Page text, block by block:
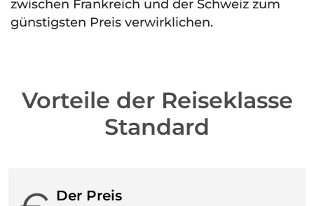
E
N
S
zwischen Frankreich und der Schweiz zum
günstigsten Preis verwirklichen.
Vorteile der Reiseklasse
Standard
Der Preis